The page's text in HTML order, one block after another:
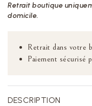
Retrait boutique
domicile.
Retrait dans votre
Paiement sécurisé
DESCRIPTION